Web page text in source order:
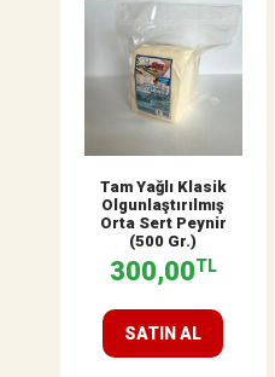
Tam Yağlı Klasik
Olgunlaştırılmış
Orta Sert Peynir
(500 Gr.)
300,00TL
SATIN AL